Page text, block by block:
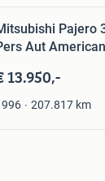
Pajero
Aut
13.950,-
207.817 km